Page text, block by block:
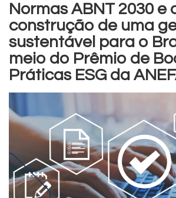
Normas ABNT 2030 e
construção de uma
sustentável para o
meio do Prêmio de
Práticas ESG da